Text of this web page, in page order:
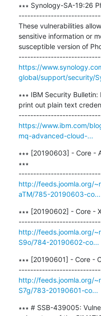
∗∗∗ Synology-SA-19:26
These vulnerabilities
sensitive information or
susceptible version of
https://
global/support/security/
∗∗∗ IBM Security
print out plain text
https://www.ibm.com/
mq-advanced-cloud-...
∗∗∗ [20190603] - Core -
∗∗∗
http://feeds.joomla.org/
aTM/785-20190603-co...
∗∗∗ [20190602] - Core -
http://feeds.joomla.org/
S9o/784-20190602-co...
∗∗∗ [20190601] - Core -
http://feeds.joomla.org/
S7g/783-20190601-co...
∗∗∗ # SSB-439005: